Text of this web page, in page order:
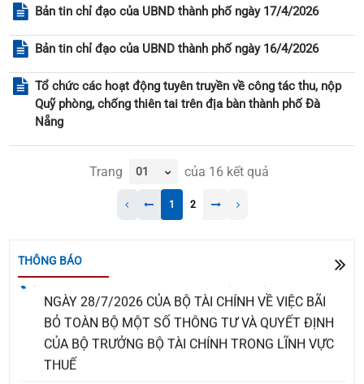
Bản tin chỉ đạo của UBND thành phố ngày 17/4/2026
Bản tin chỉ đạo của UBND thành phố ngày 16/4/2026
Tổ chức các hoạt động tuyên truyền về công tác thu, nộp
Quỹ phòng, chống thiên tai trên địa bàn thành phố Đà
Nẵng
Trang của 16 kết quả
1 2
THÔNG BÁO
THÔNG BÁO QUYẾT ĐỊNH CỦA UBND THÀNH PHỐ
BAN HÀNH QUY ĐỊNH CHI TIẾT MỘT SỐ NỘI DUNG
VỀ QUẢN LÝ, SỬ DỤNG NHÀ CHUNG CƯ TRÊN ĐỊA
BÀN THÀNH PHỐ ĐÀ NẴNG
THÔNG BÁO THÔNG TƯ SỐ 110/2026/TT-BTC
NGÀY 28/7/2026 CỦA BỘ TÀI CHÍNH VỀ VIỆC BÃI
BỎ TOÀN BỘ MỘT SỐ THÔNG TƯ VÀ QUYẾT ĐỊNH
CỦA BỘ TRƯỞNG BỘ TÀI CHÍNH TRONG LĨNH VỰC
THUẾ